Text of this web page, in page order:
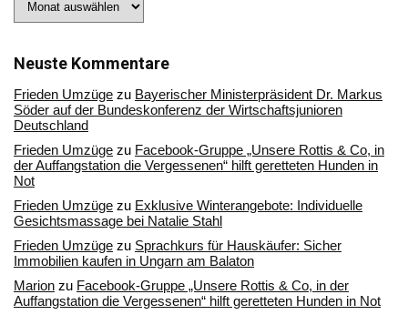
Sie
Archiv
Neuste Kommentare
Frieden Umzüge zu Bayerischer Ministerpräsident Dr. Markus
Söder auf der Bundeskonferenz der Wirtschaftsjunioren
Deutschland
Frieden Umzüge zu Facebook-Gruppe „Unsere Rottis & Co, in
der Auffangstation die Vergessenen“ hilft geretteten Hunden in
Not
Frieden Umzüge zu Exklusive Winterangebote: Individuelle
Gesichtsmassage bei Natalie Stahl
Frieden Umzüge zu Sprachkurs für Hauskäufer: Sicher
Immobilien kaufen in Ungarn am Balaton
Marion zu Facebook-Gruppe „Unsere Rottis & Co, in der
Auffangstation die Vergessenen“ hilft geretteten Hunden in Not